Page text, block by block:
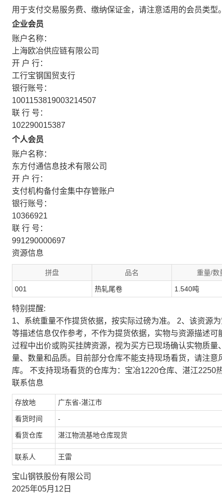
用于支付交易服务费、缴纳保证金，请注意适用的会员类型
企业会员
账户名称：
上海欧冶供应链有限公司
开 户 行：
工行宝钢国贸支行
银行账号：
1001153819003214507
联 行 号：
102290015387
个人会员
账户名称：
东方付通信息技术有限公司
开 户 行：
支付机构备付金集中存管账户
银行账号：
10366921
联 行 号：
991290000697
资源信息
拼盘 品名 重量/数
001 热轧尾卷 1.540吨
特别提醒:
1、系统重量不作提货依据，按实际过磅为准。 2、该资源
等描述信息仅作参考，不作为提货依据，实物与资源描述
过程中出价或购买挂牌资源，视为买方已现场确认实物质
量、数量和品质。目前部分仓库不能支持现场看货，请注
库。 不支持现场看货的仓库为：宝冶1220仓库、湛江2250
联系信息
存放地 广东省-湛江市
看货时间 -
看货仓库 湛江物流基地仓库现货
联系人 王雷
宝山钢铁股份有限公司
2025年05月12日